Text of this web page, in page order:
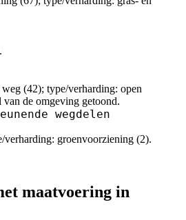
(42); type/verharding: open
de omgeving getoond.
wegdelen
verharding: groenvoorziening (2).
maatvoering in